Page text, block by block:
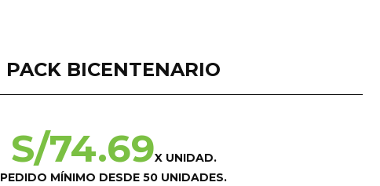
PACK BICENTENARIO
S/74.69X UNIDAD.
PEDIDO MÍNIMO DESDE 50 UNIDADES.